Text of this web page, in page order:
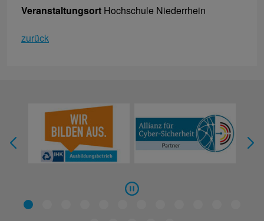
Veranstaltungsort Hochschule Niederrhein
zurück